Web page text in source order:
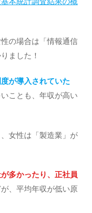
の場合は「情報通信
ました！
が導入されていた
ことも、年収が高い
女性は「製造業」が
多かったり、正社員
、平均年収が低い原